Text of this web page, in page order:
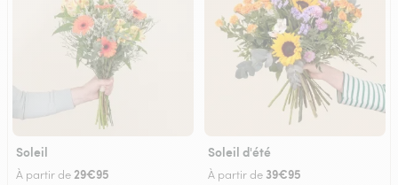
Soleil
À partir de 29€95
Soleil d'été
À partir de 39€95